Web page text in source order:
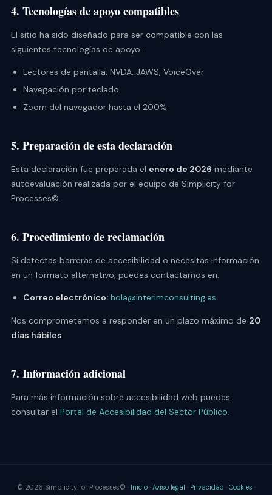
4. Tecnologías de apoyo compatibles
El sitio ha sido diseñado para ser compatible con las
siguientes tecnologías de apoyo:
Lectores de pantalla: NVDA, JAWS, VoiceOver
Navegación por teclado
Zoom del navegador hasta el 200%
5. Preparación de esta declaración
Esta declaración fue preparada el enero de 2026 mediante
autoevaluación realizada por el equipo de Simplicity for
Processes©.
6. Procedimiento de reclamación
Si detectas barreras de accesibilidad o necesitas información
en un formato alternativo, puedes contactarnos en:
Correo electrónico: hola@interimconsulting.es
Nos comprometemos a responder en un plazo máximo de 20
días hábiles.
7. Información adicional
Para más información sobre accesibilidad web puedes
consultar el Portal de Accesibilidad del Sector Público.
© 2026 Simplicity for Processes© · Inicio· Aviso legal · Privacidad · Cookies ·